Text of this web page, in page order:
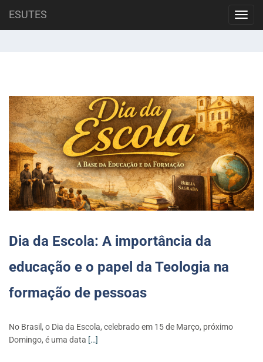
ESUTES
content
Autor:Pr. Márcio Almeida
Dia da Escola: A importância da
educação e o papel da Teologia na
formação de pessoas
No Brasil, o Dia da Escola, celebrado em 15 de Março, próximo
Domingo, é uma data […]